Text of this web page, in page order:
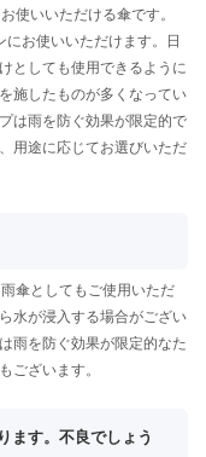
使いいただける傘です。
お使いいただけます。日
としても使用できるように
施したものが多くなってい
は雨を防ぐ効果が限定的で
用途に応じてお選びいただ
傘としてもご使用いただ
水が浸入する場合がござい
雨を防ぐ効果が限定的なた
ございます。
ます。不良でしょう